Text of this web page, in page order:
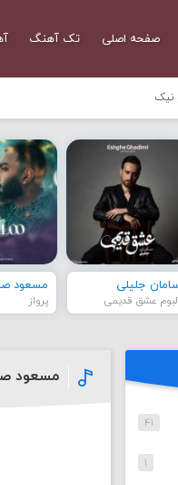
صفحه اصلی تک آهنگ
نیک
جلیلی
عشق قدیمی
مسعود
پرواز
مسعود
۴۱
۱